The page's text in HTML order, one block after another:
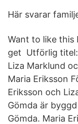
Här svarar
Want to like this
get Utförlig titel:
Liza Marklund
Maria Eriksson
Eriksson och
Gömda är
Gömda. Maria